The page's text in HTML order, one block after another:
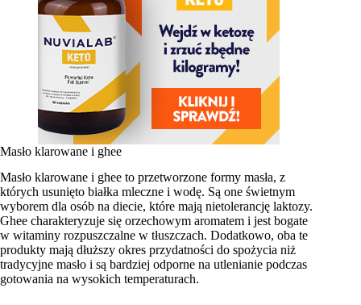
Masło klarowane i ghee
Masło klarowane i ghee to przetworzone formy masła, z
których usunięto białka mleczne i wodę. Są one świetnym
wyborem dla osób na diecie, które mają nietolerancję laktozy.
Ghee charakteryzuje się orzechowym aromatem i jest bogate
w witaminy rozpuszczalne w tłuszczach. Dodatkowo, oba te
produkty mają dłuższy okres przydatności do spożycia niż
tradycyjne masło i są bardziej odporne na utlenianie podczas
gotowania na wysokich temperaturach.